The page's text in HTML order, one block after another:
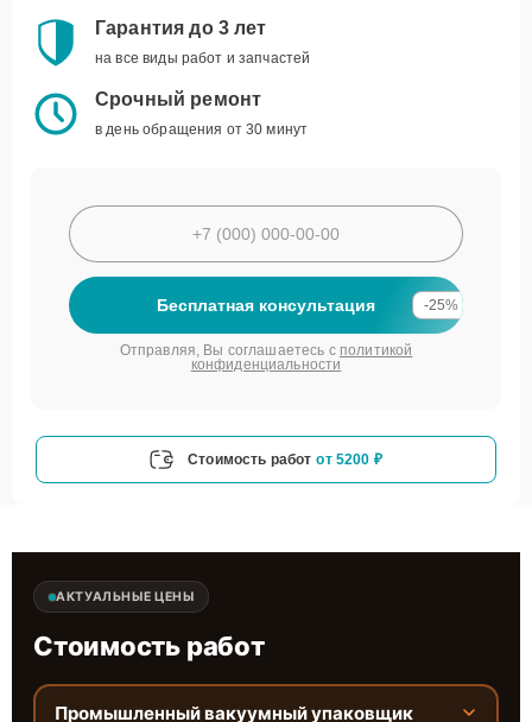
Гарантия до 3 лет
на все виды работ и запчастей
Срочный ремонт
в день обращения от 30 минут
Бесплатная консультация -25%
Отправляя, Вы соглашаетесь с политикой
конфиденциальности
Стоимость работ от 5200 ₽
АКТУАЛЬНЫЕ ЦЕНЫ
Стоимость работ
Промышленный вакуумный упаковщик